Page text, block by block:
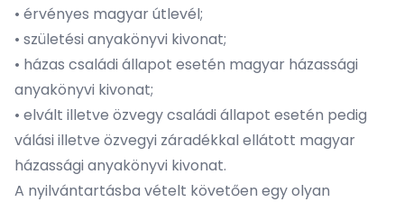
• érvényes magyar útlevél;
• születési anyakönyvi kivonat;
• házas családi állapot esetén magyar házassági
anyakönyvi kivonat;
• elvált illetve özvegy családi állapot esetén pedig
válási illetve özvegyi záradékkal ellátott magyar
házassági anyakönyvi kivonat.
A nyilvántartásba vételt követően egy olyan